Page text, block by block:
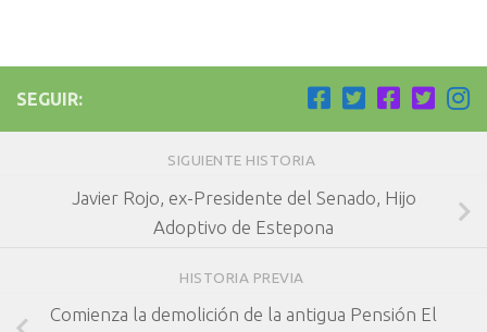
SEGUIR:
SIGUIENTE HISTORIA
Javier Rojo, ex-Presidente del Senado, Hijo
Adoptivo de Estepona
HISTORIA PREVIA
Comienza la demolición de la antigua Pensión El